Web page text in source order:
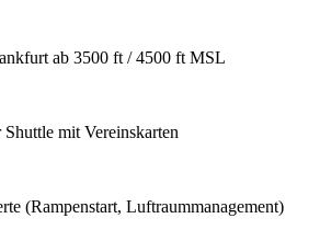
ab 3500 ft / 4500 ft MSL
mit Vereinskarten
(Rampenstart, Luftraummanagement)